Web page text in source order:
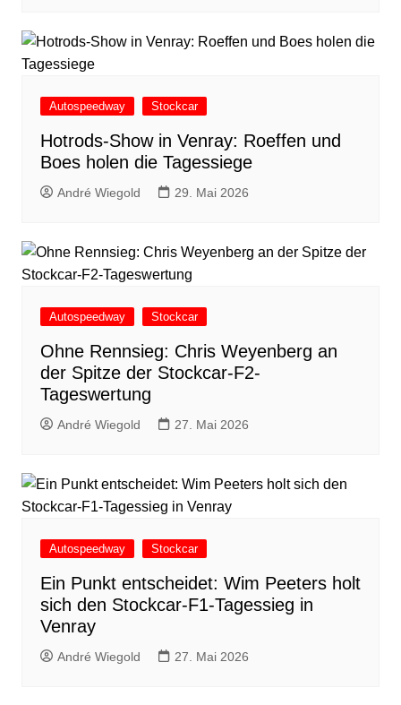
Autospeedway Stockcar
Hotrods-Show in Venray: Roeffen und
Boes holen die Tagessiege
André Wiegold 29. Mai 2026
Autospeedway Stockcar
Ohne Rennsieg: Chris Weyenberg an
der Spitze der Stockcar-F2-
Tageswertung
André Wiegold 27. Mai 2026
Autospeedway Stockcar
Ein Punkt entscheidet: Wim Peeters holt
sich den Stockcar-F1-Tagessieg in
Venray
André Wiegold 27. Mai 2026